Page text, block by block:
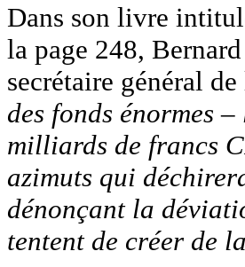
Dans son livre
la page 248,
secrétaire général
des fonds énormes
milliards de francs
azimuts qui
dénonçant la
tentent de créer de